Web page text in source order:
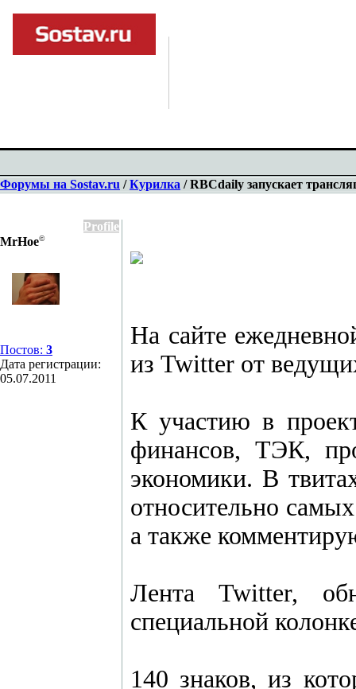
Форумы на Sostav.ru /Курилка / RBCdaily запускает
Profile
MrHoe©
Постов: 3
Дата регистрации:
05.07.2011
На сайте
из Twitter от
К участию в
финансов, ТЭК,
экономики. В
относительно
а также
Лента Twitter,
специальной
140 знаков, из